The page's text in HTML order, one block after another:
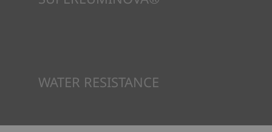
WATER RESISTANCE